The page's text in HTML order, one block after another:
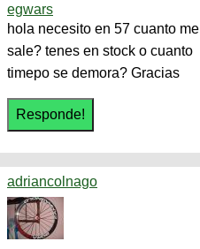
egwars
hola necesito en 57 cuanto me
sale? tenes en stock o cuanto
timepo se demora? Gracias
adriancolnago